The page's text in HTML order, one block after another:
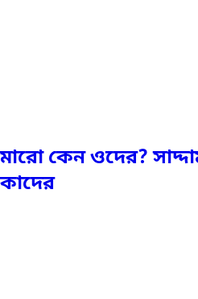
মারো কেন ওদের?
কাদের